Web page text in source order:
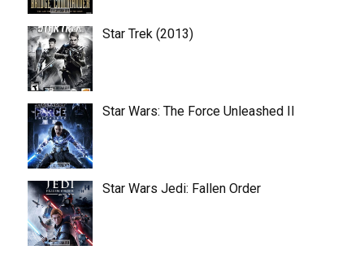
Star Trek (2013)
Star Wars: The Force Unleashed II
Star Wars Jedi: Fallen Order